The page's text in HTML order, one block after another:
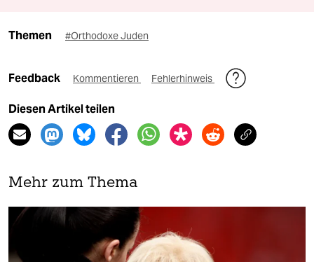
Themen #Orthodoxe Juden
Feedback Kommentieren Fehlerhinweis
Diesen Artikel teilen
Mehr zum Thema